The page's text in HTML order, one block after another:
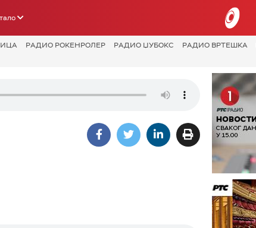
РАДИО РОКЕНРОЛЕР РАДИО ЏУБОКС РАДИО ВРТЕШКА